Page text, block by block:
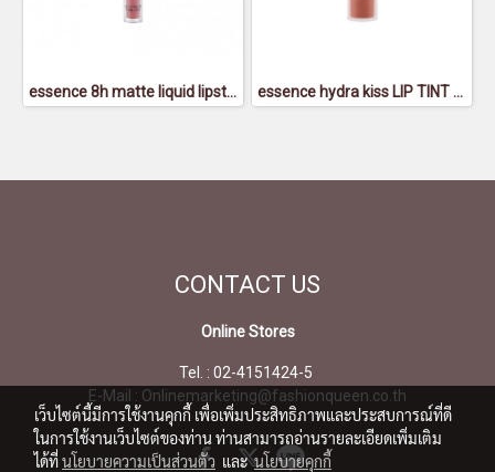
essence 8h matte liquid lipstick 04 - เอสเซนส์8อาวส์แมตต์ลิควิดลิปสติก04 essence hydra kiss LIP TINT 01 - เอสเซนส์ ไฮดร้า คิส ลิป ทิ้นท์ 01
CONTACT US
Online Stores
Tel. : 02-4151424-5
E-Mail : Onlinemarketing@fashionqueen.co.th
เว็บไซต์นี้มีการใช้งานคุกกี้ เพื่อเพิ่มประสิทธิภาพและประสบการณ์ที่ดี
ในการใช้งานเว็บไซต์ของท่าน ท่านสามารถอ่านรายละเอียดเพิ่มเติม
ได้ที่นโยบายความเป็นส่วนตัว และนโยบายคุกกี้